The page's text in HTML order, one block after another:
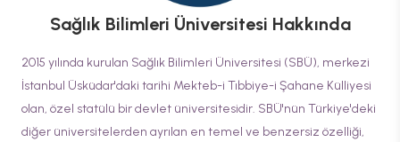
Sağlık Bilimleri Üniversitesi Hakkında
2015 yılında kurulan Sağlık Bilimleri Üniversitesi (SBÜ), merkezi
İstanbul Üsküdar'daki tarihi Mekteb-i Tıbbiye-i Şahane Külliyesi
olan, özel statülü bir devlet üniversitesidir. SBÜ'nün Türkiye'deki
diğer üniversitelerden ayrılan en temel ve benzersiz özelliği,